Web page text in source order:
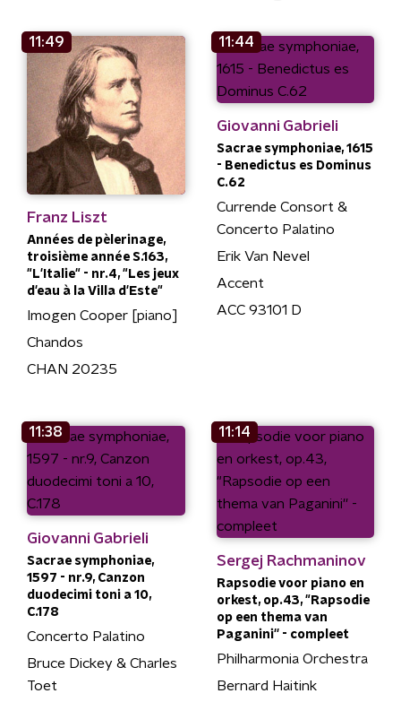
11:49
Franz Liszt
Années de pèlerinage,
troisième année S.163,
"L'Italie" - nr.4, "Les jeux
d'eau à la Villa d'Este"
Imogen Cooper [piano]
Chandos
CHAN 20235
11:44
Giovanni Gabrieli
Sacrae symphoniae, 1615
- Benedictus es Dominus
C.62
Currende Consort &
Concerto Palatino
Erik Van Nevel
Accent
ACC 93101 D
11:38
Giovanni Gabrieli
Sacrae symphoniae,
1597 - nr.9, Canzon
duodecimi toni a 10,
C.178
Concerto Palatino
Bruce Dickey & Charles
Toet
11:14
Sergej Rachmaninov
Rapsodie voor piano en
orkest, op.43, "Rapsodie
op een thema van
Paganini'' - compleet
Philharmonia Orchestra
Bernard Haitink